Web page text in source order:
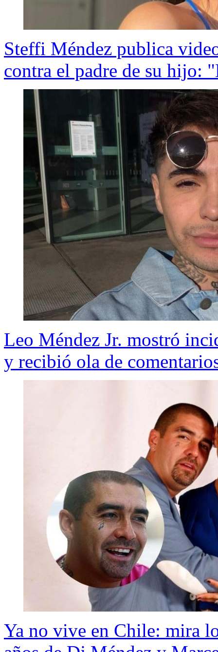
Steffi Méndez publica
contra el padre de su hijo:
Leo Méndez Jr. mostró
y recibió ola de
Ya no vive en Chile: mira